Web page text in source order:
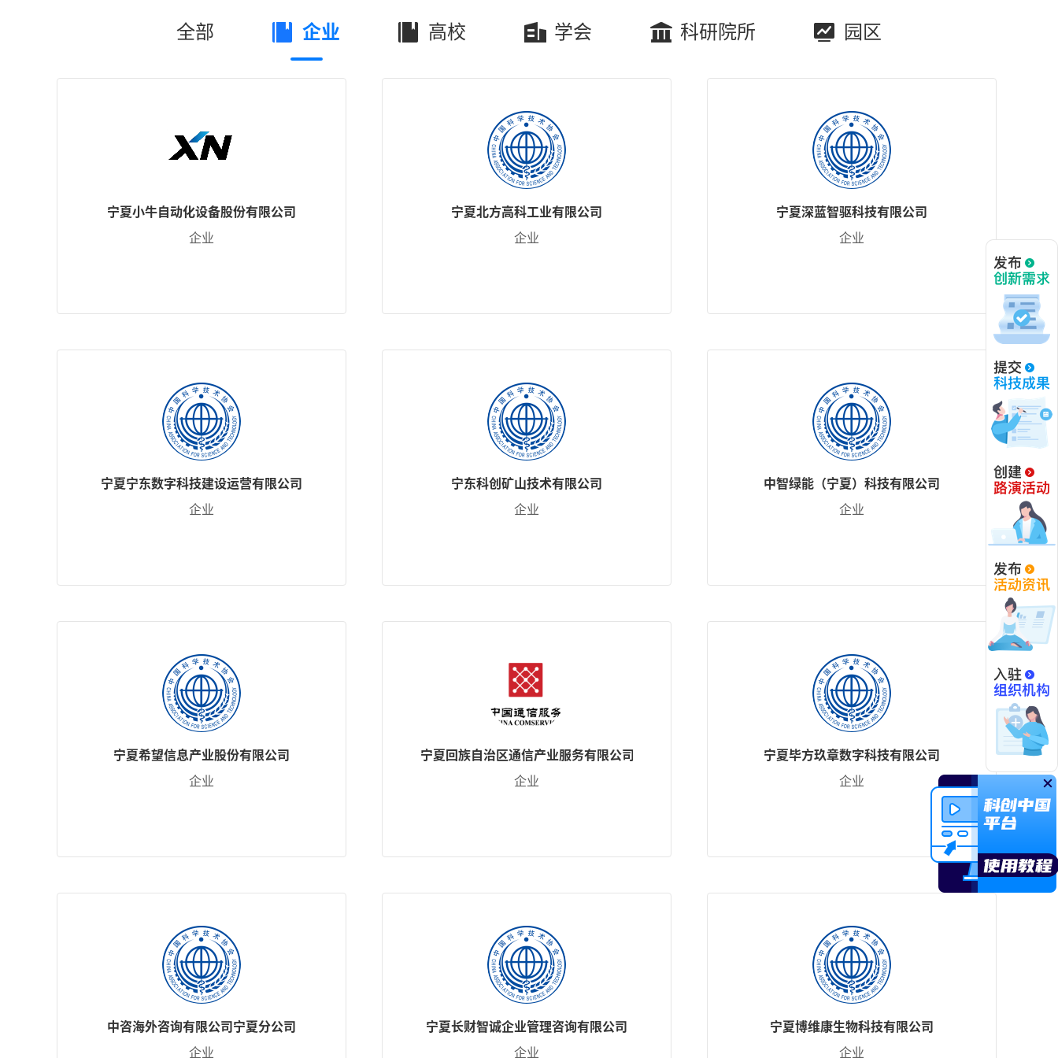
全部 企业 高校 学会 科研院所 园区
宁夏小牛自动化设备股份有限公司
企业
宁夏北方高科工业有限公司
企业
宁夏深蓝智驱科技有限公司
企业
宁夏宁东数字科技建设运营有限公司
企业
宁东科创矿山技术有限公司
企业
中智绿能（宁夏）科技有限公司
企业
宁夏希望信息产业股份有限公司
企业
宁夏回族自治区通信产业服务有限公司
企业
宁夏毕方玖章数字科技有限公司
企业
中咨海外咨询有限公司宁夏分公司
企业
宁夏长财智诚企业管理咨询有限公司
企业
宁夏博维康生物科技有限公司
企业